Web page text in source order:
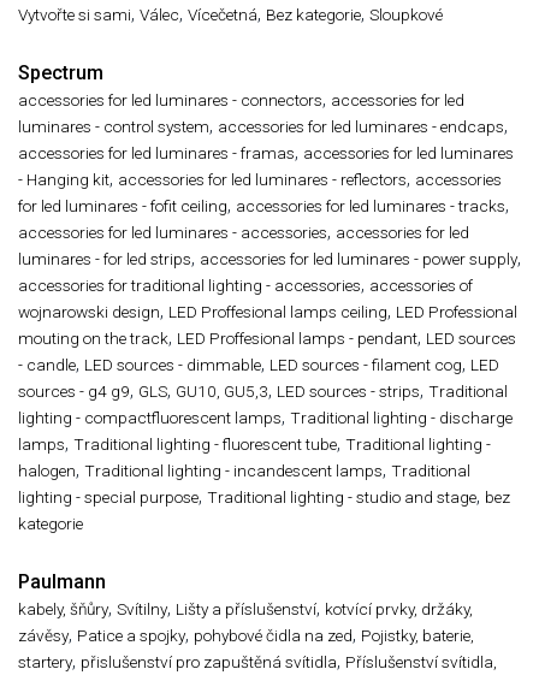
Vytvořte si sami, Válec, Vícečetná, Bez kategorie, Sloupkové
Spectrum
accessories for led luminares - connectors, accessories for led
luminares - control system, accessories for led luminares - endcaps,
accessories for led luminares - framas, accessories for led luminares
- Hanging kit, accessories for led luminares - reflectors, accessories
for led luminares - fofit ceiling, accessories for led luminares - tracks,
accessories for led luminares - accessories, accessories for led
luminares - for led strips, accessories for led luminares - power supply,
accessories for traditional lighting - accessories, accessories of
wojnarowski design, LED Proffesional lamps ceiling, LED Professional
mouting on the track, LED Proffesional lamps - pendant, LED sources
- candle, LED sources - dimmable, LED sources - filament cog, LED
sources - g4 g9, GLS, GU10, GU5,3, LED sources - strips, Traditional
lighting - compactfluorescent lamps, Traditional lighting - discharge
lamps, Traditional lighting - fluorescent tube, Traditional lighting -
halogen, Traditional lighting - incandescent lamps, Traditional
lighting - special purpose, Traditional lighting - studio and stage, bez
kategorie
Paulmann
kabely, šňůry, Svítilny, Lišty a příslušenství, kotvící prvky, držáky,
závěsy, Patice a spojky, pohybové čidla na zed, Pojistky, baterie,
startery, přislušenství pro zapuštěná svítidla, Příslušenství svítidla,